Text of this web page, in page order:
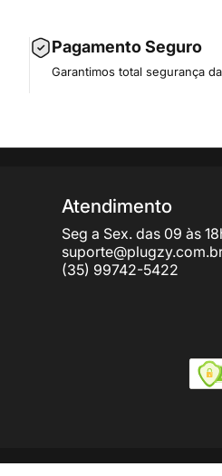
Pagamento Seguro
Garantimos total segurança
Atendimento
Seg a Sex. das 09 às
(35) 99742-5422